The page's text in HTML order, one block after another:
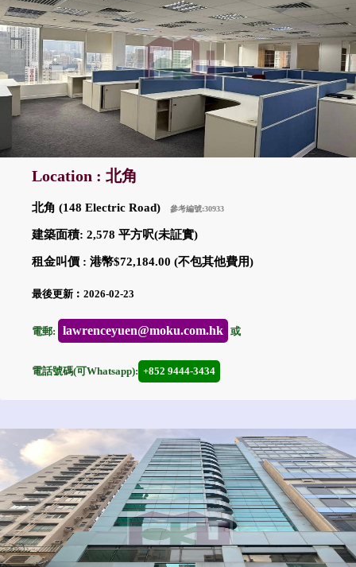
Location : 北角
北角 (148 Electric Road) 參考編號:30933
建築面積: 2,578 平方呎(未証實)
租金叫價 : 港幣$72,184.00 (不包其他費用)
最後更新︰2026-02-23
電郵: lawrenceyuen@moku.com.hk 或
電話號碼(可Whatsapp): +852 9444-3434